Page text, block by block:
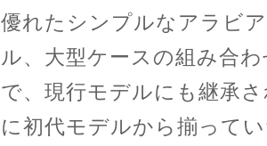
優れたシンプルなアラビ
ル、大型ケースの組み合
で、現行モデルにも継承
に初代モデルから揃って